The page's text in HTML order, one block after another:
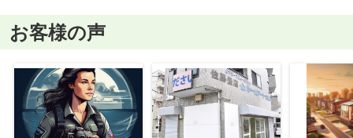
お客様の声